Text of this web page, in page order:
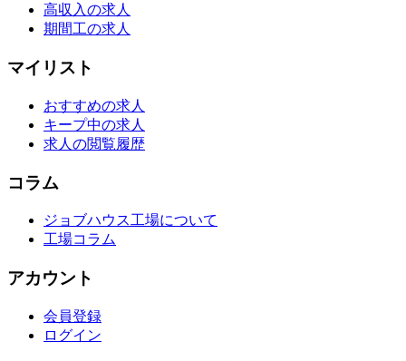
高収入の求人
期間工の求人
マイリスト
おすすめの求人
キープ中の求人
求人の閲覧履歴
コラム
ジョブハウス工場について
工場コラム
アカウント
会員登録
ログイン